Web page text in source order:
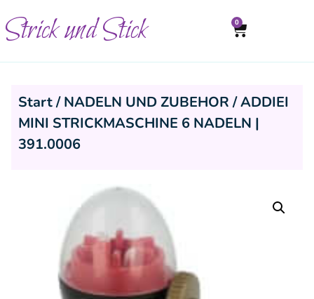
Strick und Stick 0
Start/NADELN UND ZUBEHOR/ ADDIEI
MINI STRICKMASCHINE 6 NADELN |
391.0006